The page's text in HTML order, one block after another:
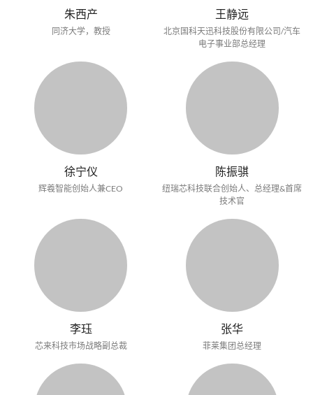
朱西产
同济大学，教授
王静远
北京国科天迅科技股份有限公司/汽车
电子事业部总经理
徐宁仪
辉羲智能创始人兼CEO
陈振骐
纽瑞芯科技联合创始人、总经理&首席
技术官
李珏
芯来科技市场战略副总裁
张华
菲莱集团总经理